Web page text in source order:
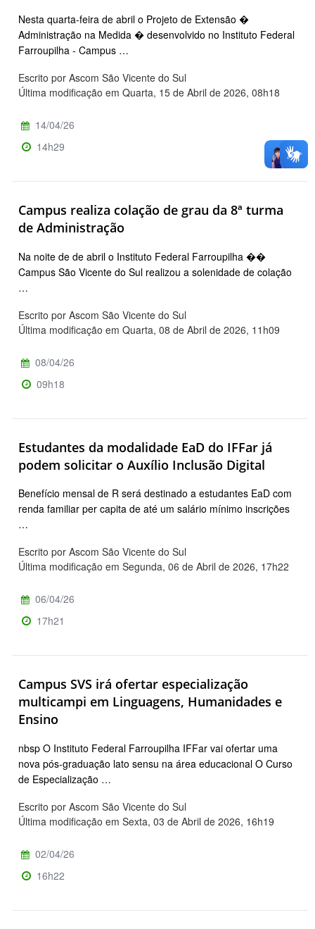
Nesta quarta-feira de abril o Projeto de Extensão �
Administração na Medida � desenvolvido no Instituto Federal
Farroupilha - Campus …
Escrito por Ascom São Vicente do Sul
Última modificação em Quarta, 15 de Abril de 2026, 08h18
14/04/26
14h29
Campus realiza colação de grau da 8ª turma
de Administração
Na noite de de abril o Instituto Federal Farroupilha ��
Campus São Vicente do Sul realizou a solenidade de colação
…
Escrito por Ascom São Vicente do Sul
Última modificação em Quarta, 08 de Abril de 2026, 11h09
08/04/26
09h18
Estudantes da modalidade EaD do IFFar já
podem solicitar o Auxílio Inclusão Digital
Benefício mensal de R será destinado a estudantes EaD com
renda familiar per capita de até um salário mínimo inscrições
…
Escrito por Ascom São Vicente do Sul
Última modificação em Segunda, 06 de Abril de 2026, 17h22
06/04/26
17h21
Campus SVS irá ofertar especialização
multicampi em Linguagens, Humanidades e
Ensino
nbsp O Instituto Federal Farroupilha IFFar vai ofertar uma
nova pós-graduação lato sensu na área educacional O Curso
de Especialização …
Escrito por Ascom São Vicente do Sul
Última modificação em Sexta, 03 de Abril de 2026, 16h19
02/04/26
16h22